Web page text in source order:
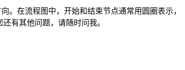
。在流程图中，开始和结束节点通常用圆圈表示，
助人们更好地理解和分析问题。 希望这能帮到您！如果您还有其他问题，请随时问我。